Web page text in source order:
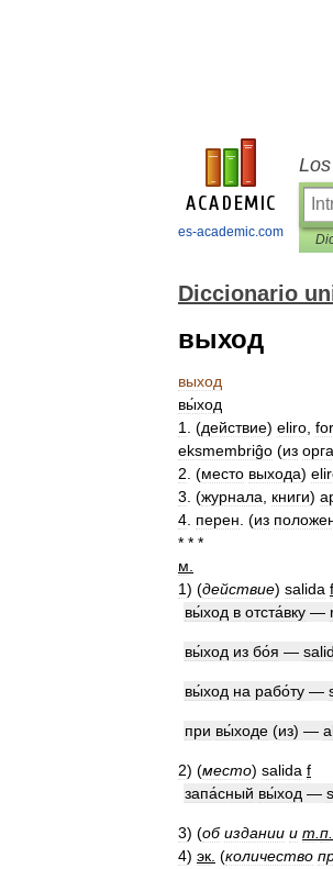
es-academic.com
Diccionario
выход
выход
вы́ход
1
. (действие) eliro
eksmembriĝo (из
2 . (место выхода)
3 . (журнала книги)
4 перен . (из
* * *
м
1) (действие) salida f
вы́ход в отста́вку —
вы́ход из бо́я —
вы́ход на рабо́ту —
при вы́ходе (из) —
2) (место) salida f
запа́сный вы́ход —
3) (об издании и т п
4) эк (количество